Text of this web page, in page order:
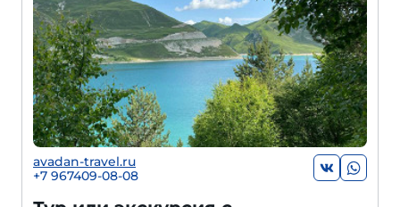
avadan-travel.ru
+7 967409-08-08